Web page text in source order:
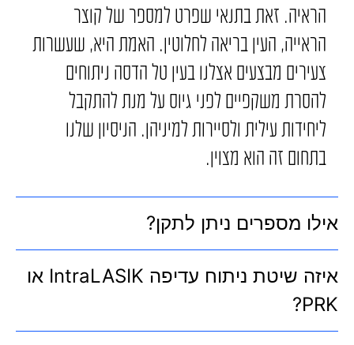
הראיה. זאת בתנאי שפרט למספר של קוצר
הראייה, העין בריאה לחלוטין. האמת היא, שעשרות
צעירים מבצעים אצלנו בעין טל הדסה ניתוחים
להסרת משקפיים לפני גיוס על מנת להתקבל
ליחידות עילית ולסיירות למיניהן. הניסיון שלנו
בתחום זה הוא מצוין.
אילו מספרים ניתן לתקן?
איזה שיטת ניתוח עדיפה IntraLASIK או
PRK?